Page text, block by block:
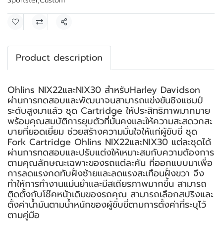
แชร์
Product description
Ohlins NIX22และNIX30 สำหรับHarley Davidson
ผ่านการทดสอบและพัฒนาจนสามารถแข่งขันชิงแชมป์
ระดับสูงมาแล้ว ชุด Cartridge ให้ประสิทธิภาพมากมาย
พร้อมคุณสมบัติการยุบตัวที่มั่นคงและให้ความสะสดวกสะ
บายที่ยอดเยี่ยม ช่วยสร้างความมั่นใจให้แก่ผู้ขับขี่ ชุด
Fork Cartridge Ohlins NIX22และNIX30 แต่ละชุดได้
ผ่านการทดสอบและปรับแต่งให้เหมาะสมกับความต้องการ
ตามคุณลักษณะเฉพาะของรถแต่ละคัน ที่ออกแบบมาเพื่อ
การลดแรงกดทับฝั่งซ้ายและลดแรงสะเทือนฝั่งขวา จึง
ทำให้การทำงานแม่นยำและมีสเถียรภาพมากขึ้น สามารถ
ติดตั้งกับโช๊คหน้าเดิมของรถคุณ สามารถเลือกสปริงและ
ตั้งค่าน้ำมันตามน้ำหนักของผู้ขับขี่ตามการตั้งค่าที่ระบุไว้
ตามคู่มือ